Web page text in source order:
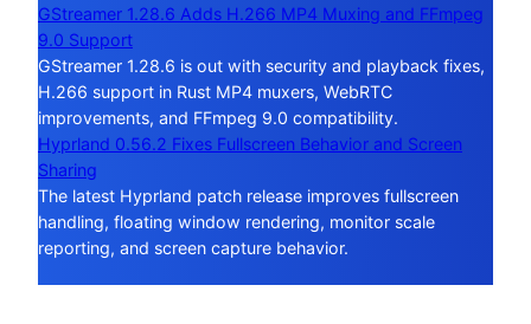
GStreamer 1.28.6 Adds H.266 MP4 Muxing and FFmpeg
9.0 Support
GStreamer 1.28.6 is out with security and playback fixes,
H.266 support in Rust MP4 muxers, WebRTC
improvements, and FFmpeg 9.0 compatibility.
Hyprland 0.56.2 Fixes Fullscreen Behavior and Screen
Sharing
The latest Hyprland patch release improves fullscreen
handling, floating window rendering, monitor scale
reporting, and screen capture behavior.